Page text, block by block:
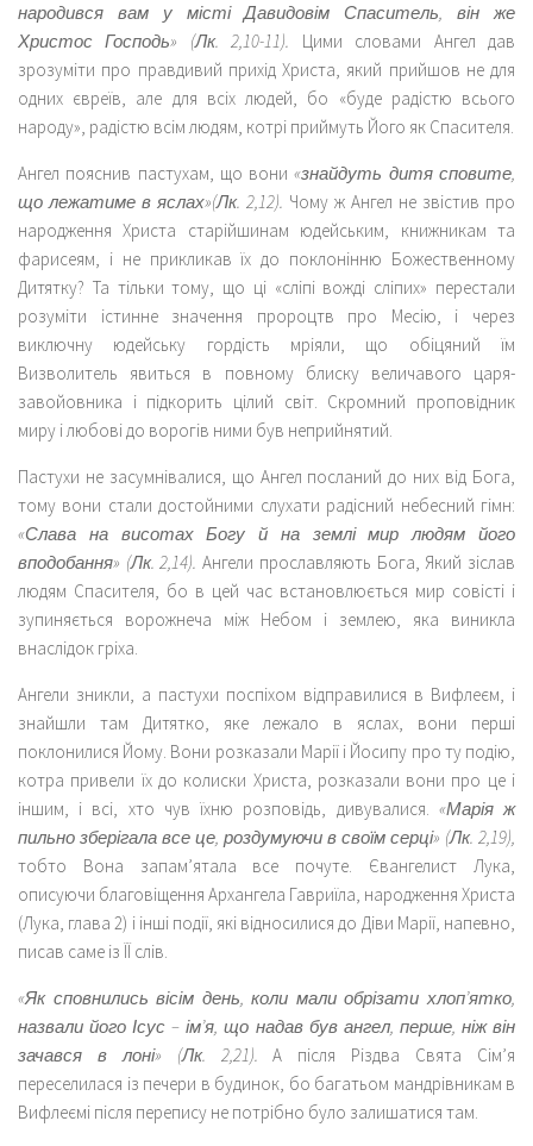
народився вам у місті Давидовім Спаситель, він же
Христос Господь» (Лк. 2,10-11). Цими словами Ангел дав
зрозуміти про правдивий прихід Христа, який прийшов не для
одних євреїв, але для всіх людей, бо «буде радістю всього
народу», радістю всім людям, котрі приймуть Його як Спасителя.
Ангел пояснив пастухам, що вони«знайдуть дитя сповите,
що лежатиме в яслах»(Лк. 2,12). Чому ж Ангел не звістив про
народження Христа старійшинам юдейським, книжникам та
фарисеям, і не прикликав їх до поклонінню Божественному
Дитятку? Та тільки тому, що ці «сліпі вожді сліпих» перестали
розуміти істинне значення пророцтв про Месію, і через
виключну юдейську гордість мріяли, що обіцяний їм
Визволитель явиться в повному блиску величавого царя-
завойовника і підкорить цілий світ. Скромний проповідник
миру і любові до ворогів ними був неприйнятий.
Пастухи не засумнівалися, що Ангел посланий до них від Бога,
тому вони стали достойними слухати радісний небесний гімн:
«Слава на висотах Богу й на землі мир людям його
вподобання» (Лк. 2,14). Ангели прославляють Бога, Який зіслав
людям Спасителя, бо в цей час встановлюється мир совісті і
зупиняється ворожнеча між Небом і землею, яка виникла
внаслідок гріха.
Ангели зникли, а пастухи поспіхом відправилися в Вифлеєм, і
знайшли там Дитятко, яке лежало в яслах, вони перші
поклонилися Йому. Вони розказали Марії і Йосипу про ту подію,
котра привели їх до колиски Христа, розказали вони про це і
іншим, і всі, хто чув їхню розповідь, дивувалися. «Марія ж
пильно зберігала все це, роздумуючи в своїм серці» (Лк. 2,19),
тобто Вона запам’ятала все почуте. Євангелист Лука,
описуючи благовіщення Архангела Гавриїла, народження Христа
(Лука, глава 2) і інші події, які відносилися до Діви Марії, напевно,
писав саме із ЇЇ слів.
«Як сповнились вісім день, коли мали обрізати хлоп’ятко,
назвали його Ісус – ім’я, що надав був ангел, перше, ніж він
зачався в лоні» (Лк. 2,21).А після Різдва Свята Сім’я
переселилася із печери в будинок, бо багатьом мандрівникам в
Вифлеємі після перепису не потрібно було залишатися там.